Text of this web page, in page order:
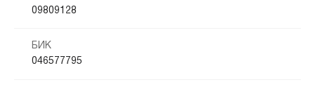
09809128
БИК
046577795